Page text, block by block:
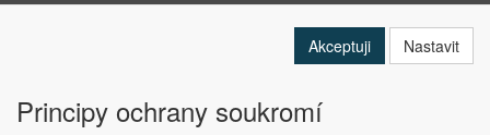
Akceptuji Nastavit
Principy ochrany soukromí